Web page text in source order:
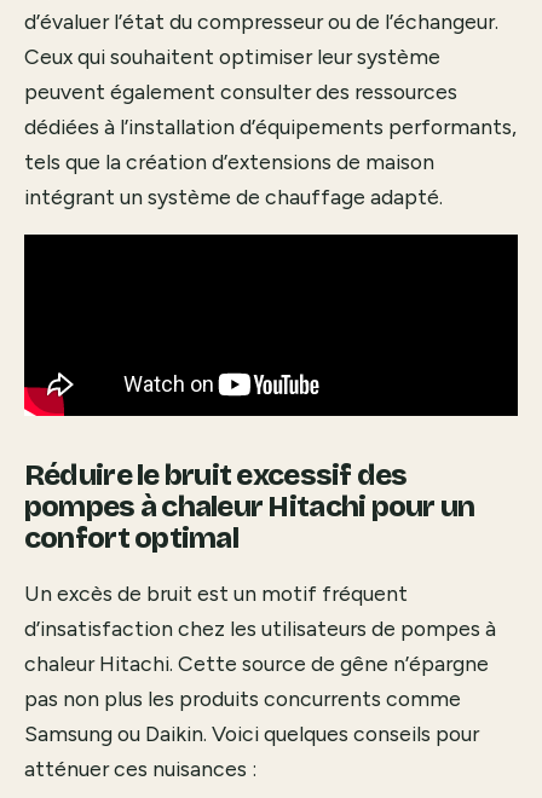
d’évaluer l’état du compresseur ou de l’échangeur.
Ceux qui souhaitent optimiser leur système
peuvent également consulter des ressources
dédiées à l’installation d’équipements performants,
tels que la création d’extensions de maison
intégrant un système de chauffage adapté.
Réduire le bruit excessif des
pompes à chaleur Hitachi pour un
confort optimal
Un excès de bruit est un motif fréquent
d’insatisfaction chez les utilisateurs de pompes à
chaleur Hitachi. Cette source de gêne n’épargne
pas non plus les produits concurrents comme
Samsung ou Daikin. Voici quelques conseils pour
atténuer ces nuisances :